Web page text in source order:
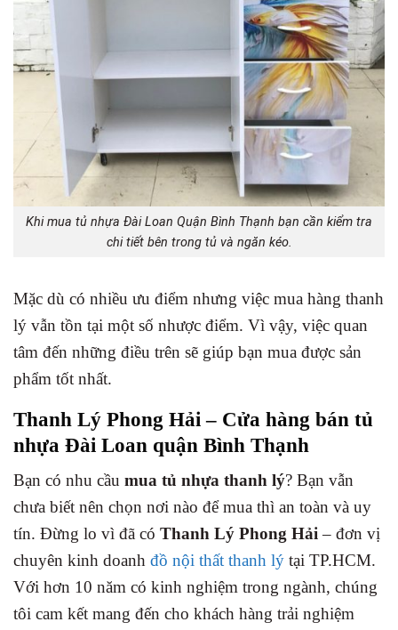
Khi mua tủ nhựa Đài Loan Quận Bình Thạnh bạn cần kiểm tra
chi tiết bên trong tủ và ngăn kéo.
Mặc dù có nhiều ưu điểm nhưng việc mua hàng thanh
lý vẫn tồn tại một số nhược điểm. Vì vậy, việc quan
tâm đến những điều trên sẽ giúp bạn mua được sản
phẩm tốt nhất.
Thanh Lý Phong Hải – Cửa hàng bán tủ
nhựa Đài Loan quận Bình Thạnh
Bạn có nhu cầu mua tủ nhựa thanh lý? Bạn vẫn
chưa biết nên chọn nơi nào để mua thì an toàn và uy
tín. Đừng lo vì đã có Thanh Lý Phong Hải – đơn vị
chuyên kinh doanh đồ nội thất thanh lý tại TP.HCM.
Với hơn 10 năm có kinh nghiệm trong ngành, chúng
tôi cam kết mang đến cho khách hàng trải nghiệm